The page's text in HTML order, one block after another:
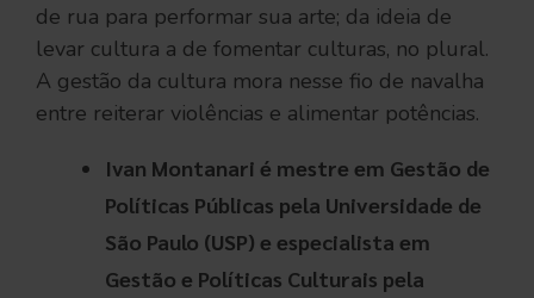
de rua para performar sua arte; da ideia de
levar cultura a de fomentar culturas, no plural.
A gestão da cultura mora nesse fio de navalha
entre reiterar violências e alimentar potências.
Ivan Montanari é mestre em Gestão de
Políticas Públicas pela Universidade de
São Paulo (USP) e especialista em
Gestão e Políticas Culturais pela